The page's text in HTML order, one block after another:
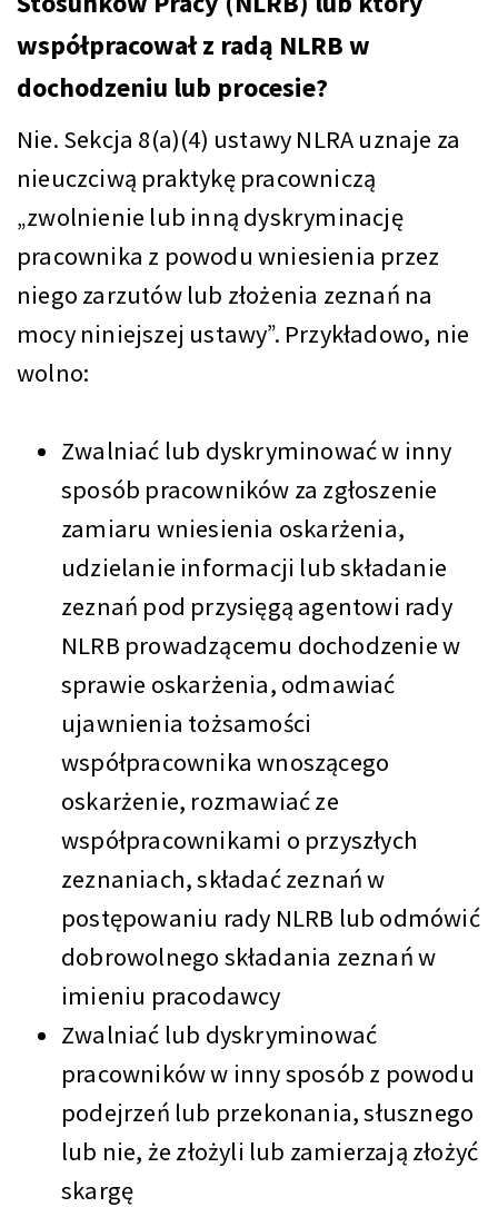
współpracował z radą NLRB w
dochodzeniu lub procesie?
Nie. Sekcja 8(a)(4) ustawy NLRA uznaje za
nieuczciwą praktykę pracowniczą
„zwolnienie lub inną dyskryminację
pracownika z powodu wniesienia przez
niego zarzutów lub złożenia zeznań na
mocy niniejszej ustawy”. Przykładowo, nie
wolno:
Zwalniać lub dyskryminować w inny
sposób pracowników za zgłoszenie
zamiaru wniesienia oskarżenia,
udzielanie informacji lub składanie
zeznań pod przysięgą agentowi rady
NLRB prowadzącemu dochodzenie w
sprawie oskarżenia, odmawiać
ujawnienia tożsamości
współpracownika wnoszącego
oskarżenie, rozmawiać ze
współpracownikami o przyszłych
zeznaniach, składać zeznań w
postępowaniu rady NLRB lub odmówić
dobrowolnego składania zeznań w
imieniu pracodawcy
Zwalniać lub dyskryminować
pracowników w inny sposób z powodu
podejrzeń lub przekonania, słusznego
lub nie, że złożyli lub zamierzają złożyć
skargę